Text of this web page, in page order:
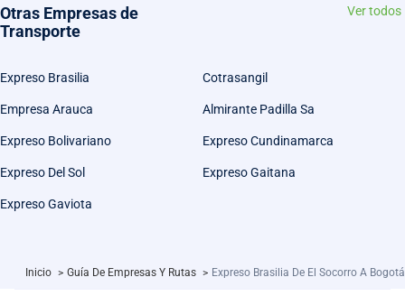
Otras Empresas de
Transporte
Ver todos
Expreso Brasilia Cotrasangil
Empresa Arauca Almirante Padilla Sa
Expreso Bolivariano Expreso Cundinamarca
Expreso Del Sol Expreso Gaitana
Expreso Gaviota
Inicio > Guía De Empresas Y Rutas > Expreso Brasilia De El Socorro A Bogotá